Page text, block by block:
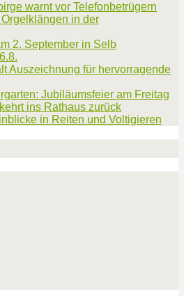
warnt vor Telefonbetrügern
in der
2. September in Selb
Auszeichnung für hervorragende
Jubiläumsfeier am Freitag
ins Rathaus zurück
in Reiten und Voltigieren